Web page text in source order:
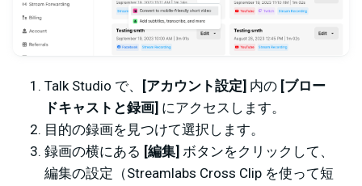
Talk Studio で、 [アカウント設定] 内の [ブロー
ドキャストと録画] にアクセスします。
目的の録画を見つけて選択します。
録画の横にある [編集] ボタンをクリックして、
編集の設定（Streamlabs Cross Clip を使って短